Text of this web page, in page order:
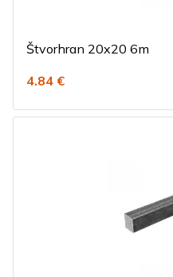
Štvorhran 20x20 6m
4.84 €